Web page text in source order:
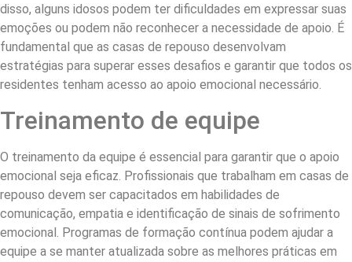
disso, alguns idosos podem ter dificuldades em expressar suas
emoções ou podem não reconhecer a necessidade de apoio. É
fundamental que as casas de repouso desenvolvam
estratégias para superar esses desafios e garantir que todos os
residentes tenham acesso ao apoio emocional necessário.
Treinamento de equipe
O treinamento da equipe é essencial para garantir que o apoio
emocional seja eficaz. Profissionais que trabalham em casas de
repouso devem ser capacitados em habilidades de
comunicação, empatia e identificação de sinais de sofrimento
emocional. Programas de formação contínua podem ajudar a
equipe a se manter atualizada sobre as melhores práticas em